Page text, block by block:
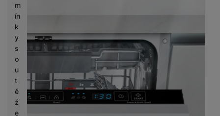
m
ín
k
y
s
o
u
t
ě
ž
e